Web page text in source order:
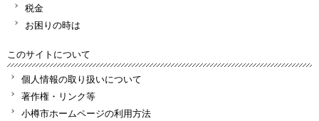
税金
お困りの時は
このサイトについて
個人情報の取り扱いについて
著作権・リンク等
小樽市ホームページの利用方法